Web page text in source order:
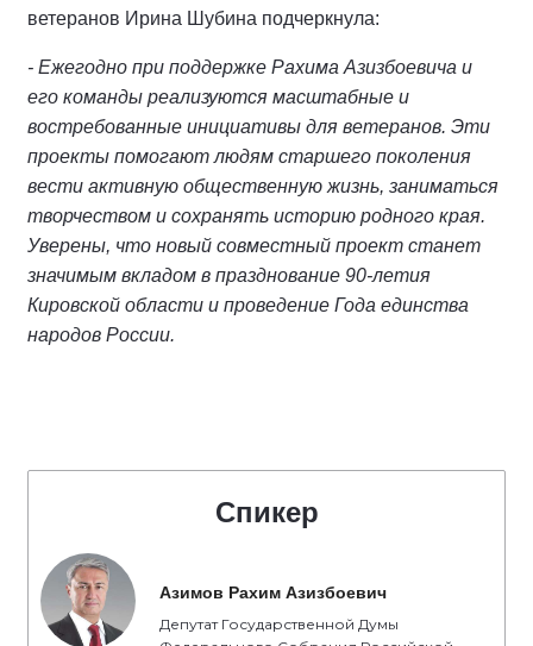
ветеранов Ирина Шубина подчеркнула:
- Ежегодно при поддержке Рахима Азизбоевича и
его команды реализуются масштабные и
востребованные инициативы для ветеранов. Эти
проекты помогают людям старшего поколения
вести активную общественную жизнь, заниматься
творчеством и сохранять историю родного края.
Уверены, что новый совместный проект станет
значимым вкладом в празднование 90-летия
Кировской области и проведение Года единства
народов России.
Спикер
Азимов Рахим Азизбоевич
Депутат Государственной Думы